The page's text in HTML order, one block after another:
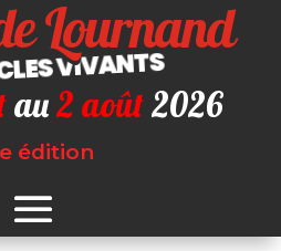
Lournand
VIVANTS
au2 août2026
édition